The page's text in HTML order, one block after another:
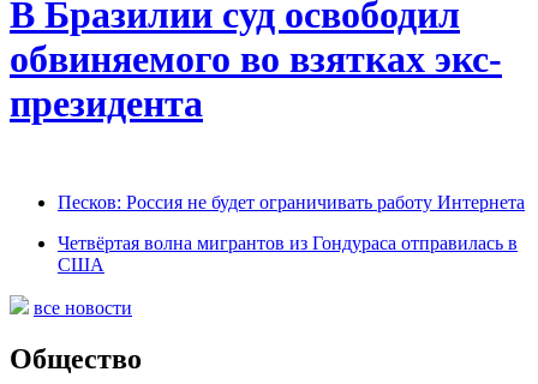
В Бразилии суд освободил
обвиняемого во взятках экс-
президента
Песков: Россия не будет ограничивать работу Интернета
Четвёртая волна мигрантов из Гондураса отправилась в
США
все новости
Общество